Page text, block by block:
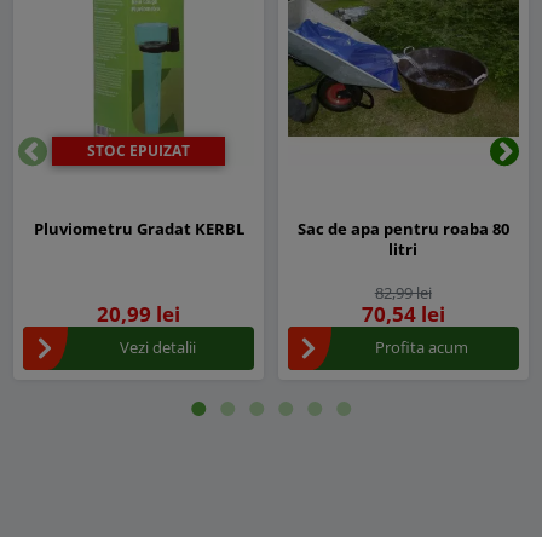
STOC EPUIZAT
Pluviometru Gradat KERBL
20,99 lei
Vezi detalii
Sac de apa pentru roaba 80
litri
82,99 lei
70,54 lei
Profita acum